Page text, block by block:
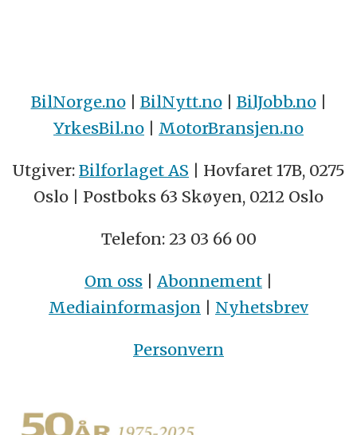
BilNorge.no| BilNytt.no| BilJobb.no|
YrkesBil.no | MotorBransjen.no
Utgiver: Bilforlaget AS | Hovfaret 17B, 0275
Oslo | Postboks 63 Skøyen, 0212 Oslo
Telefon: 23 03 66 00
Om oss | Abonnement |
Mediainformasjon | Nyhetsbrev
Personvern